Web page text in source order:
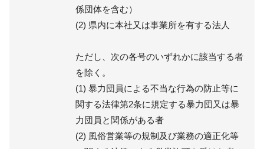
係団体を含む）
(2) 県内に本社又は事業所を有する法人
ただし、次の各号のいずれかに該当する者
を除く。
(1) 暴力団員による不当な行為の防止等に
関する法律第2条に規定する暴力団又は暴
力団員と関係がある者
(2) 風俗営業等の規制及び業務の適正化等